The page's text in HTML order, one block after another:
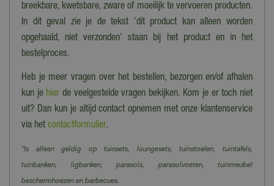
breekbare, kwetsbare, zware of moeilijk te vervoeren producten.
In dit geval zie je de tekst 'dit product kan alleen worden
opgehaald, niet verzonden' staan bij het product en in het
bestelproces.
Heb je meer vragen over het bestellen, bezorgen en/of afhalen
kun je hier de veelgestelde vragen bekijken. Kom je er toch niet
uit? Dan kun je altijd contact opnemen met onze klantenservice
via het contactformulier.
*Is alleen geldig op tuinsets, loungesets, tuinstoelen, tuintafels,
tuinbanken, ligbanken, parasols, parasolvoeten, tuinmeubel
beschermhoezen en barbecues.